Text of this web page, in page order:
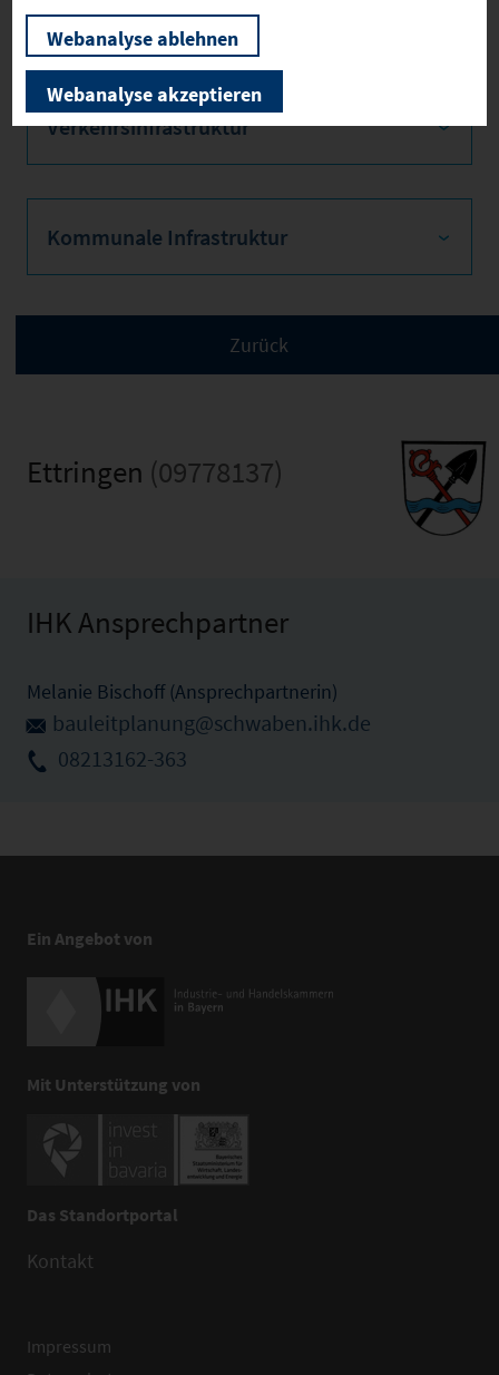
Sozialvers. Beschäftigte
Verkehrsinfrastruktur
Kommunale Infrastruktur
Ettringen (09778137)
IHK Ansprechpartner
Melanie Bischoff (Ansprechpartnerin)
bauleitplanung@schwaben.ihk.de
08213162-363
Ein Angebot von
Mit Unterstützung von
Das Standortportal
Kontakt
Impressum
Webanalyse ablehnen
Webanalyse akzeptieren